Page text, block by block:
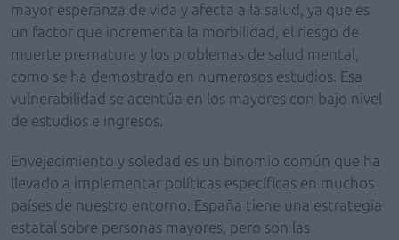
mayor esperanza de vida y afecta a la salud, ya que es
un factor que incrementa la morbilidad, el riesgo de
muerte prematura y los problemas de salud mental,
como se ha demostrado en numerosos estudios. Esa
vulnerabilidad se acentúa en los mayores con bajo nivel
de estudios e ingresos.
Envejecimiento y soledad es un binomio común que ha
llevado a implementar políticas específicas en muchos
países de nuestro entorno. España tiene una estrategia
estatal sobre personas mayores, pero son las